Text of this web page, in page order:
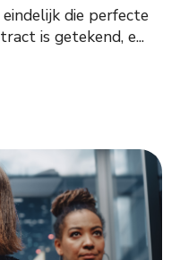
die perfecte
is getekend, e...